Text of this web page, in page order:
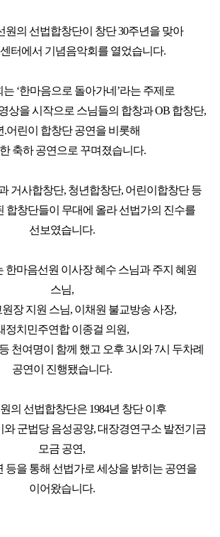
원의 선법합창단이 창단 30주년을 맞아
터에서 기념음악회를 열었습니다.
‘한마음으로 돌아가네’라는 주제로
상을 시작으로 스님들의 합창과 OB 합창단,
.어린이 합창단 공연을 비롯해
축하 공연으로 꾸며졌습니다.
거사합창단, 청년합창단, 어린이합창단 등
합창단들이 무대에 올라 선법가의 진수를
선보였습니다.
한마음선원 이사장 혜수 스님과 주지 혜원
스님,
장 지원 스님, 이채원 불교방송 사장,
정치민주연합 이종걸 의원,
천여명이 함께 했고 오후 3시와 7시 두차례
공연이 진행됐습니다.
의 선법합창단은 1984년 창단 이후
와 군법당 음성공양, 대장경연구소 발전기금
모금 공연,
등을 통해 선법가로 세상을 밝히는 공연을
이어왔습니다.